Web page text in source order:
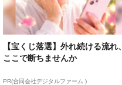
【宝くじ落選】外れ続ける流れ、
ここで断ちませんか
PR(合同会社デジタルファーム )